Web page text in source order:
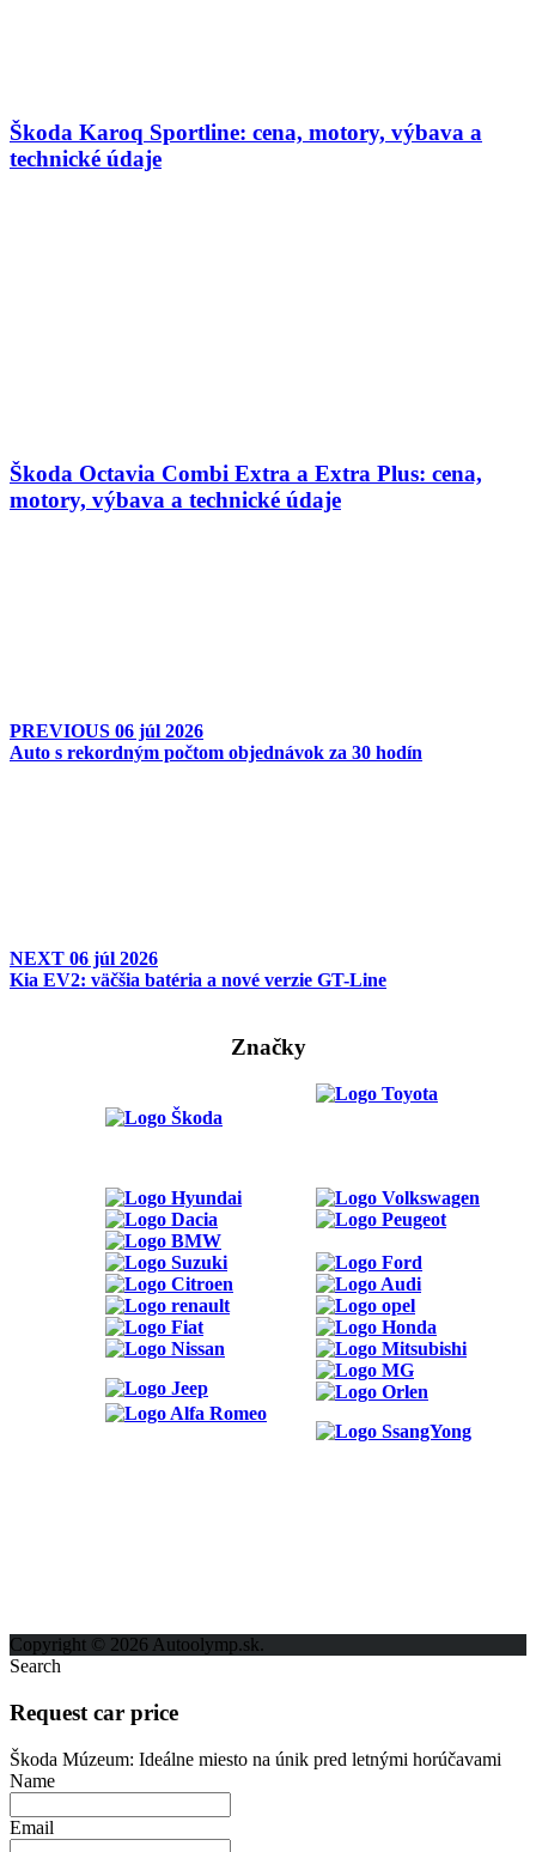
Škoda Karoq Sportline: cena, motory, výbava a
technické údaje
Škoda Octavia Combi Extra a Extra Plus: cena,
motory, výbava a technické údaje
PREVIOUS 06 júl 2026
Auto s rekordným počtom objednávok za 30 hodín
NEXT 06 júl 2026
Kia EV2: väčšia batéria a nové verzie GT-Line
Značky
Copyright © 2026 Autoolymp.sk.
Search
Request car price
Škoda Múzeum: Ideálne miesto na únik pred letnými horúčavami
Name
Email